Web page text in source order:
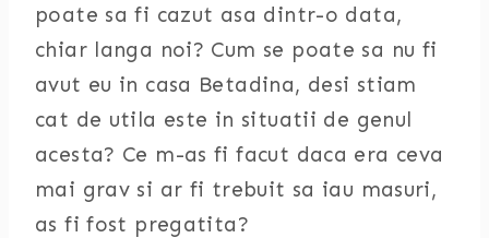
poate sa fi cazut asa dintr-o data,
chiar langa noi? Cum se poate sa nu fi
avut eu in casa Betadina, desi stiam
cat de utila este in situatii de genul
acesta? Ce m-as fi facut daca era ceva
mai grav si ar fi trebuit sa iau masuri,
as fi fost pregatita?